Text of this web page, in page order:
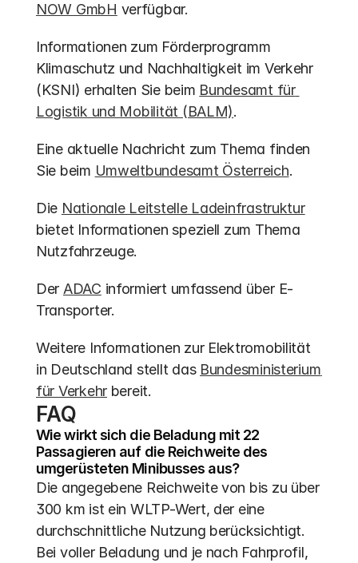
NOW GmbH verfügbar.
Informationen zum Förderprogramm
Klimaschutz und Nachhaltigkeit im Verkehr
(KSNI) erhalten Sie beim Bundesamt für
Logistik und Mobilität (BALM).
Eine aktuelle Nachricht zum Thema finden
Sie beim Umweltbundesamt Österreich.
Die Nationale Leitstelle Ladeinfrastruktur
bietet Informationen speziell zum Thema
Nutzfahrzeuge.
Der ADAC informiert umfassend über E-
Transporter.
Weitere Informationen zur Elektromobilität
in Deutschland stellt das Bundesministerium
für Verkehr bereit.
FAQ
Wie wirkt sich die Beladung mit 22
Passagieren auf die Reichweite des
umgerüsteten Minibusses aus?
Die angegebene Reichweite von bis zu über
300 km ist ein WLTP-Wert, der eine
durchschnittliche Nutzung berücksichtigt.
Bei voller Beladung und je nach Fahrprofil,